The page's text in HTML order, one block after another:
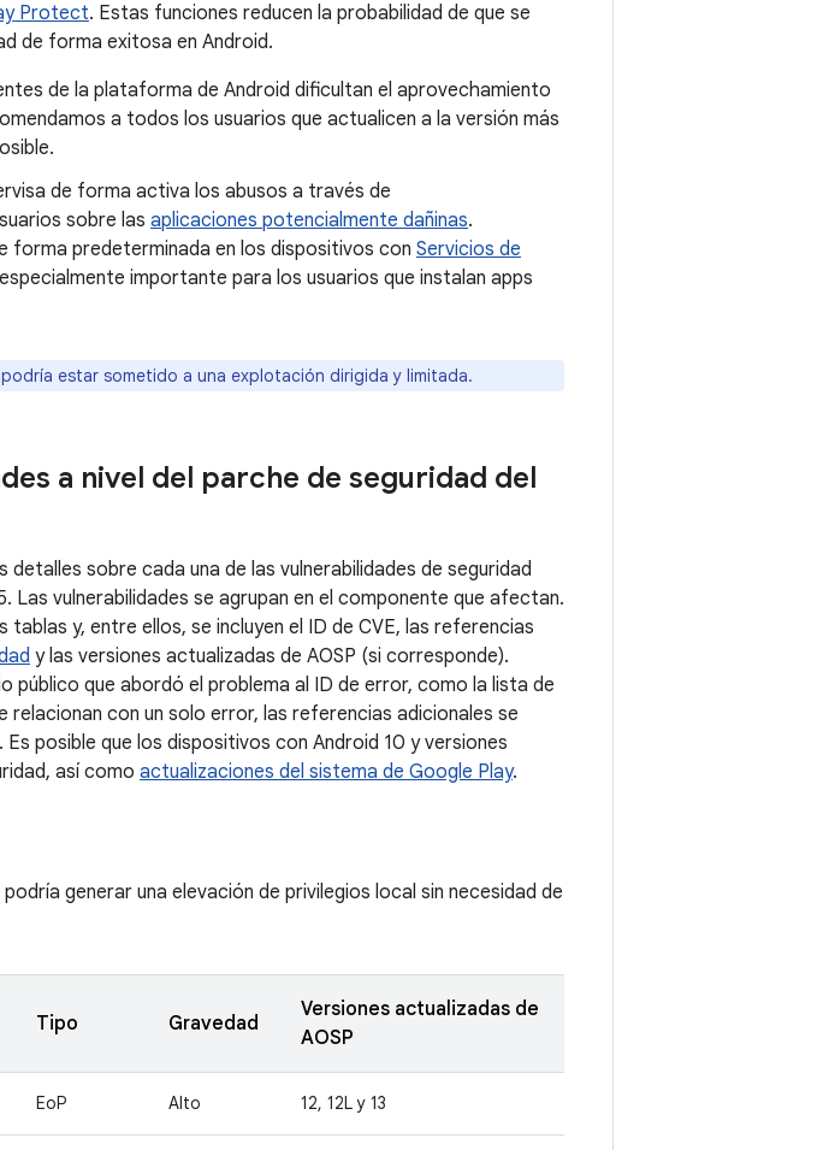
Protect. Estas funciones reducen la probabilidad de que se
de forma exitosa en Android.
de la plataforma de Android dificultan el aprovechamiento
a todos los usuarios que actualicen a la versión más
de forma activa los abusos a través de
sobre las aplicaciones potencialmente dañinas.
predeterminada en los dispositivos con Servicios de
importante para los usuarios que instalan apps
estar sometido a una explotación dirigida y limitada.
a nivel del parche de seguridad del
sobre cada una de las vulnerabilidades de seguridad
Las vulnerabilidades se agrupan en el componente que afectan.
y, entre ellos, se incluyen el ID de CVE, las referencias
y las versiones actualizadas de AOSP (si corresponde).
público que abordó el problema al ID de error, como la lista de
relacionan con un solo error, las referencias adicionales se
Es posible que los dispositivos con Android 10 y versiones
así como actualizaciones del sistema de Google Play.
generar una elevación de privilegios local sin necesidad de
Tipo Gravedad
Versiones actualizadas de
AOSP
EoP Alto 12, 12L y 13